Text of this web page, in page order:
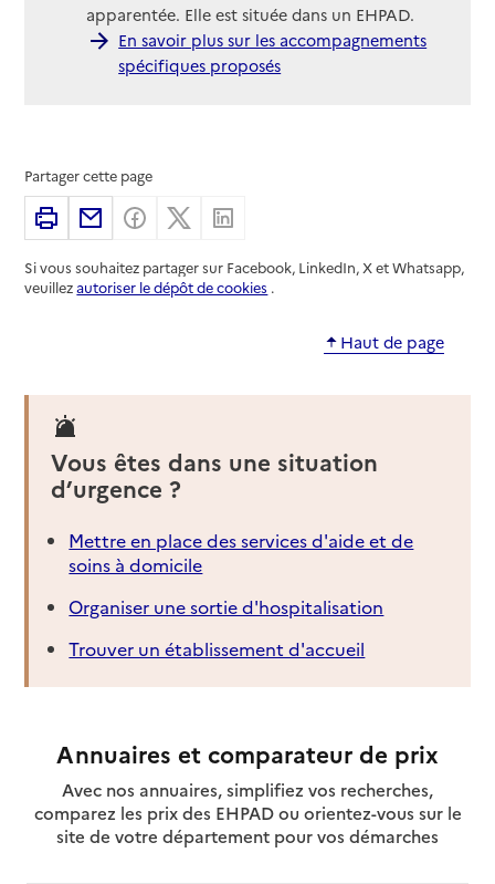
apparentée. Elle est située dans un EHPAD.
En savoir plus sur les accompagnements
spécifiques proposés
Partager cette page
ImprimerPartager par email
Partager sur Facebook
Partager sur X
Si vous souhaitez partager sur Facebook, LinkedIn, X et Whatsapp,
veuillezautoriser le dépôt de cookies .
Haut de page
Vous êtes dans une situation
d’urgence ?
Mettre en place des services d'aide et de
soins à domicile
Organiser une sortie d'hospitalisation
Trouver un établissement d'accueil
Annuaires et comparateur de prix
Avec nos annuaires, simplifiez vos recherches,
comparez les prix des EHPAD ou orientez-vous sur le
site de votre département pour vos démarches